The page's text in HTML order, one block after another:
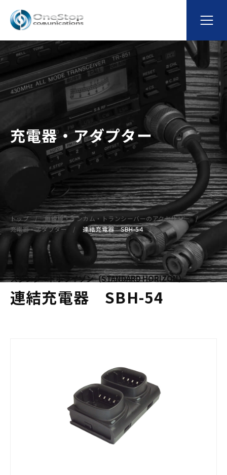
充電器・アダプター
トップ
無線機・インカム・トランシーバーのアクセサリー
充電器・アダプター
連結充電器 SBH-54
スタンダードホライゾン（STANDARD HORIZON）
連結充電器 SBH-54